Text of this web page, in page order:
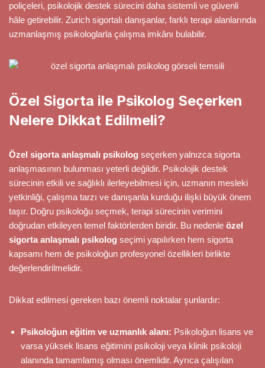
poliçeleri, psikolojik destek sürecini daha sistemli ve güvenli
hâle getirebilir. Zurich sigortalı danışanlar, farklı terapi alanlarında
uzmanlaşmış psikologlarla çalışma imkânı bulabilir.
Özel Sigorta ile Psikolog Seçerken
Nelere Dikkat Edilmeli?
Özel sigorta anlaşmalı psikolog seçerken yalnızca sigorta
anlaşmasının bulunması yeterli değildir. Psikolojik destek
sürecinin etkili ve sağlıklı ilerleyebilmesi için, uzmanın mesleki
yetkinliği, çalışma tarzı ve danışanla kurduğu ilişki büyük önem
taşır. Doğru psikoloğu seçmek, terapi sürecinin verimini
doğrudan etkileyen temel faktörlerden biridir. Bu nedenle özel
sigorta anlaşmalı psikolog seçimi yapılırken hem sigorta
kapsamı hem de psikoloğun profesyonel özellikleri birlikte
değerlendirilmelidir.
Dikkat edilmesi gereken bazı önemli noktalar şunlardır:
Psikoloğun eğitim ve uzmanlık alanı: Psikoloğun lisans ve
varsa yüksek lisans eğitimini psikoloji veya klinik psikoloji
alanında tamamlamış olması önemlidir. Ayrıca çalışılan